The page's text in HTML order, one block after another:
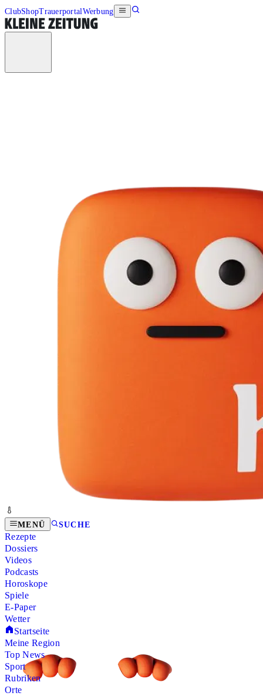
ClubShopTrauerportalWerbung
MENÜ SUCHE
Rezepte
Dossiers
Videos
Podcasts
Horoskope
Spiele
E-Paper
Wetter
Startseite
Meine Region
Top News
Sport
Rubriken
Orte